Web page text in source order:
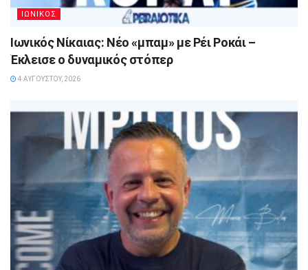
ΙΩΝΙΚΟΣ
Ιωνικός Νίκαιας: Νέο «μπαμ» με Ρέι Ροκάι –
Έκλεισε ο δυναμικός στόπερ
4 ΑΥΓΟΎΣΤΟΥ, 2026